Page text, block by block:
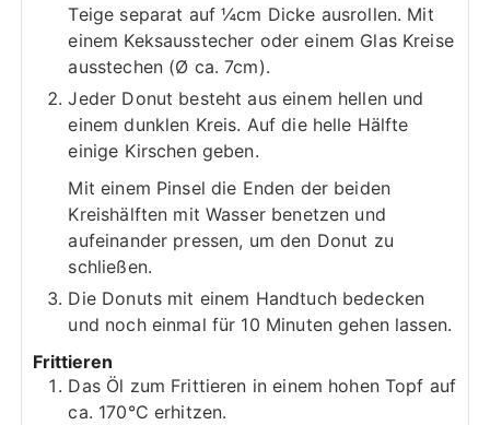
Teige separat auf ¼cm Dicke ausrollen. Mit
einem Keksausstecher oder einem Glas Kreise
ausstechen (Ø ca. 7cm).
Jeder Donut besteht aus einem hellen und
einem dunklen Kreis. Auf die helle Hälfte
einige Kirschen geben.
Mit einem Pinsel die Enden der beiden
Kreishälften mit Wasser benetzen und
aufeinander pressen, um den Donut zu
schließen.
Die Donuts mit einem Handtuch bedecken
und noch einmal für 10 Minuten gehen lassen.
Frittieren
Das Öl zum Frittieren in einem hohen Topf auf
ca. 170°C erhitzen.